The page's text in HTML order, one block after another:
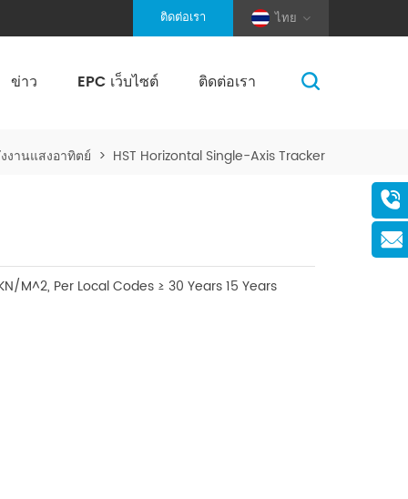
ไทย
ติดต่อเรา
ข่าว EPC เว็บไซต์ ติดต่อเรา
งานแสงอาทิตย์ > HST Horizontal Single-Axis Tracker
M^2, Per Local Codes ≥ 30 Years15 Years